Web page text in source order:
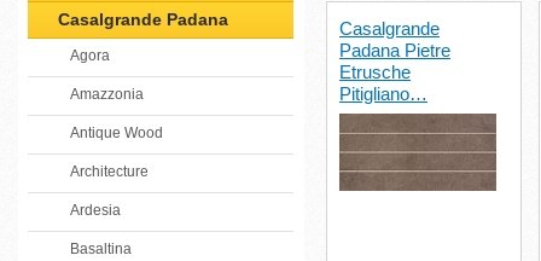
Casalgrande Padana
Agora
Amazzonia
Antique Wood
Architecture
Ardesia
Basaltina
Casalgrande
Padana Pietre
Etrusche
Pitigliano…